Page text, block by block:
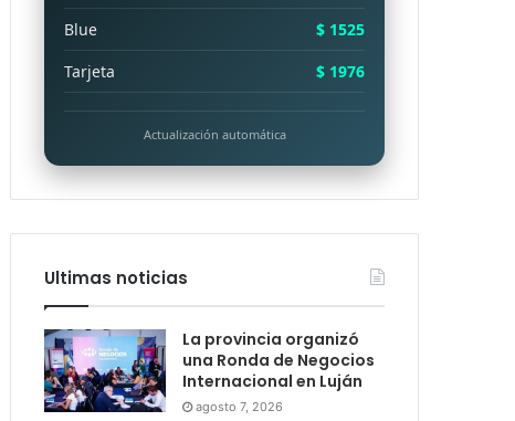
Blue
$ 1525
Tarjeta
$ 1976
Actualización automática
Ultimas noticias
La provincia organizó
una Ronda de Negocios
Internacional en Luján
agosto 7, 2026